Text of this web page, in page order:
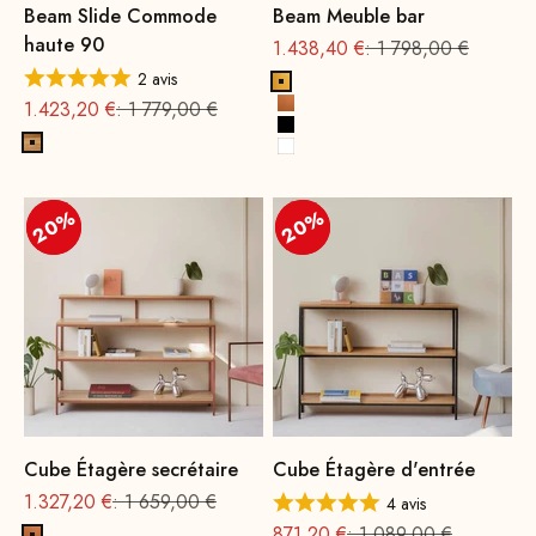
Beam Slide Commode
haute 90
2 avis
Prix
1.423,20 €Prix normal
: 1 779,00 €
Bois de chêne, naturel
Beam Meuble bar
Prix
1.438,40 €Prix normal
: 1 798,00 €
Or
cuivre
Noir
Blanc
20%
20%
Cube Étagère secrétaire
Offre à partir de
1.327,20 €Prix normal
: 1 659,00 €
20%
20%
Cube Étagère d'entrée
4 avis